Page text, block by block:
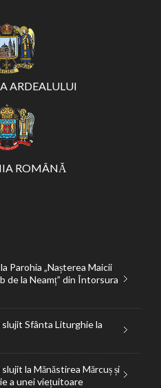
ARDEALULUI
ROMÂNĂ
Parohia „Nașterea Maicii
de la Neamț” din Întorsura
Sfânta Liturghie la
la Mănăstirea Mărcuș și
a unei viețuitoare